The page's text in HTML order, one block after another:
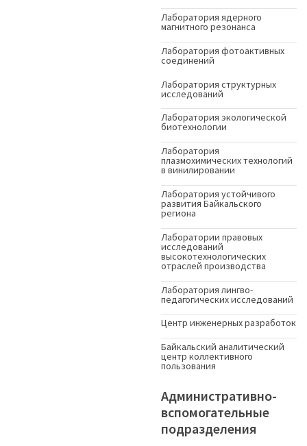
Лаборатория ядерного
магнитного резонанса
Лаборатория фотоактивных
соединений
Лаборатория структурных
исследований
Лаборатория экологической
биотехнологии
Лаборатория
плазмохимических технологий
в винилировании
Лаборатория устойчивого
развития Байкальского
региона
Лаборатории правовых
исследований
высокотехнологических
отраслей производства
Лаборатория лингво-
педагогических исследований
Центр инженерных разработок
Байкальский аналитический
центр коллективного
пользования
Административно-
вспомогательные
подразделения